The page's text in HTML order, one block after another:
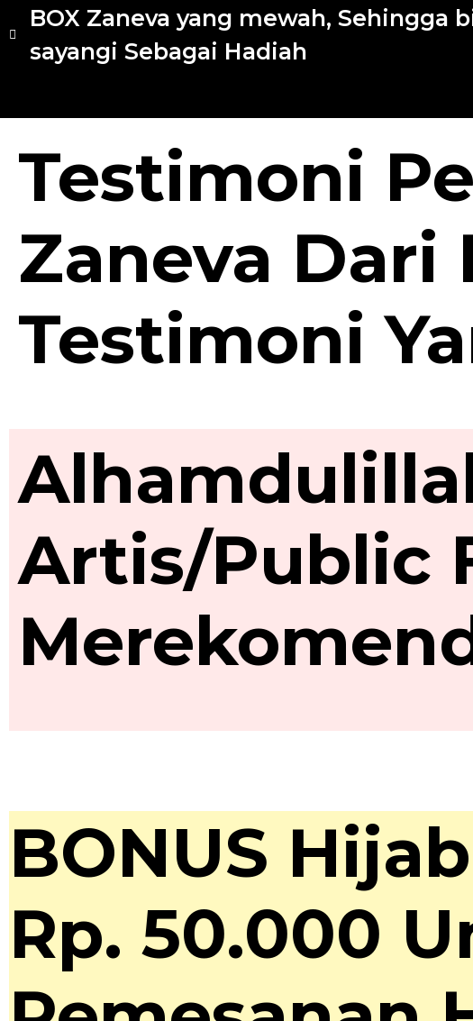
BOX Zaneva yang mewah,
sayangi Sebagai Hadiah
Testimoni
Zaneva Dari
Testimoni
Artis/Public
BONUS
Rp. 50.000